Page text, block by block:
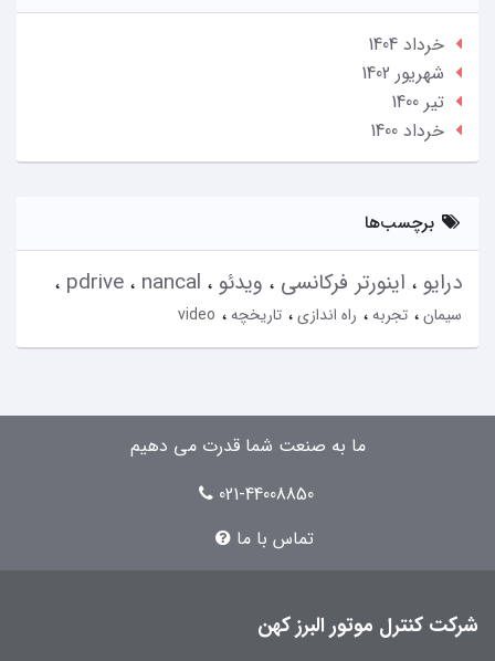
خرداد 1404
شهریور 1402
تير 1400
خرداد 1400
برچسب‌ها
درایو اینورتر فرکانسی ویدئو nancal
pdrive
سیمان تجربه راه اندازی تاریخچه video
ما به صنعت شما قدرت می دهیم
021-44008850
تماس با ما
شرکت کنترل موتور البرز کهن